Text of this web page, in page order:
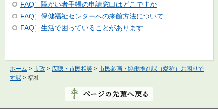
FAQ）障がい者手帳の申請窓口はどこですか
FAQ）保健福祉センターへの来館方法について
FAQ）生活で困っていることがあります
ホーム > 市政 > 広聴・市民相談 > 市民参画・協働推進課（愛称）お困りで
す課 > 福祉